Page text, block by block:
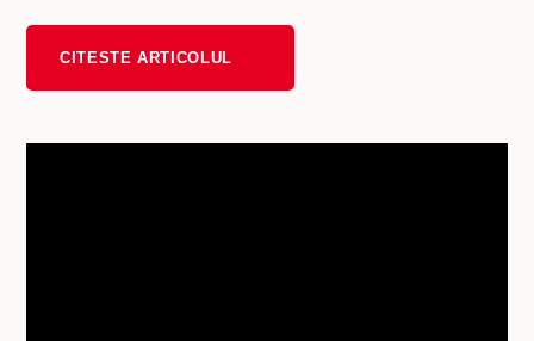
CITESTE ARTICOLUL